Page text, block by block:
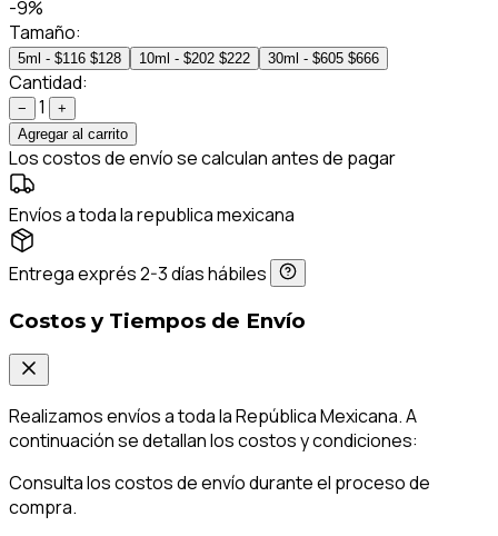
-9%
Tamaño:
5ml - $116 $128 10ml - $202 $222 30ml - $605 $666
Cantidad:
− 1
+
Agregar al carrito
Los costos de envío se calculan antes de pagar
Envíos a toda la republica mexicana
Entrega exprés 2-3 días hábiles
Costos y Tiempos de Envío
Realizamos envíos a toda la República Mexicana. A
continuación se detallan los costos y condiciones:
Consulta los costos de envío durante el proceso de
compra.